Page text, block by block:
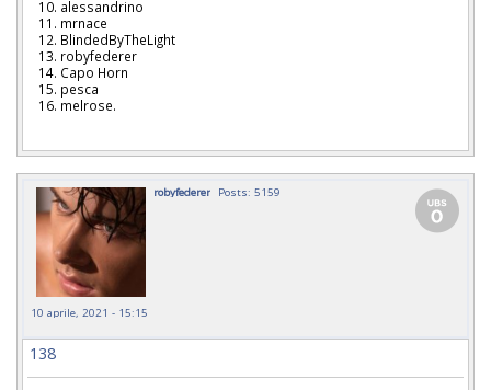
10. alessandrino
11. mrnace
12. BlindedByTheLight
13. robyfederer
14. Capo Horn
15. pesca
16. melrose.
robyfederer Posts: 5159
10 aprile, 2021 - 15:15
138